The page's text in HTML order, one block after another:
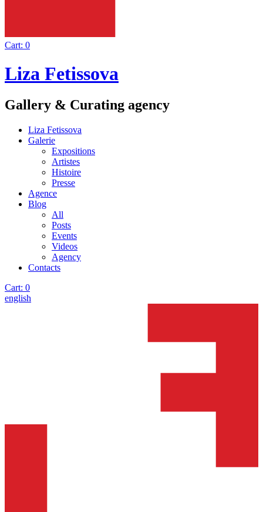
Cart: 0
Liza Fetissova
Gallery & Curating agency
Liza Fetissova
Galerie
Expositions
Artistes
Histoire
Presse
Agence
Blog
All
Posts
Events
Videos
Agency
Contacts
Cart: 0
english